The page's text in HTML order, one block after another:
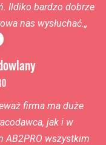
Ildiko bardzo dobrze
nas wysłuchać.„
firma ma duże
jak i w
AB2PRO wszystkim